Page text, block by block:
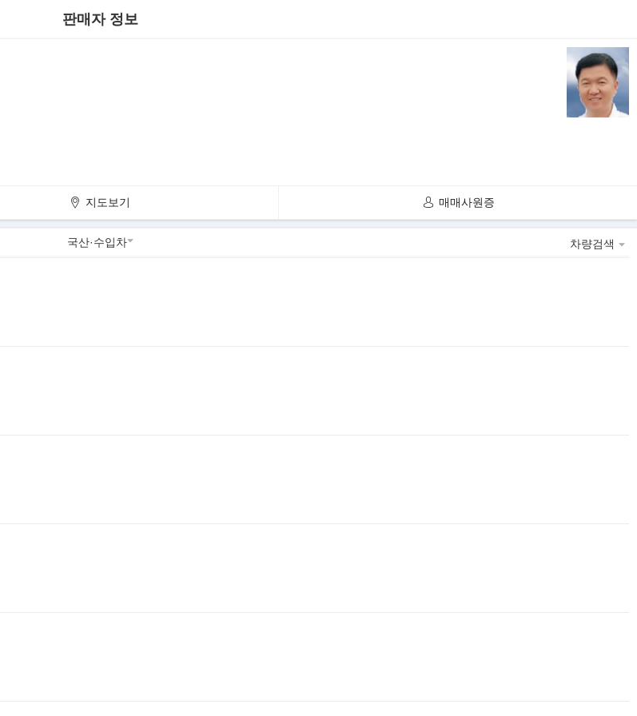
판매자 정보
지도보기 매매사원증
차량검색